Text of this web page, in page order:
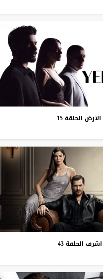
الارض الحلقة 15
اشرف الحلقة 43